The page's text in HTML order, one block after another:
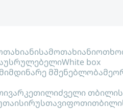
სამოთახიანი
White box
მიმდინარე მშენებლობა
ვარკეთილიძველი
რუსთავიფოთი